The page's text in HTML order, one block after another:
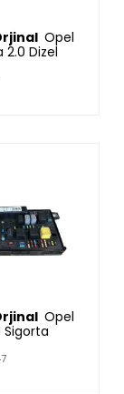
2.0 Dizel
Silindir
Sigorta
13206747